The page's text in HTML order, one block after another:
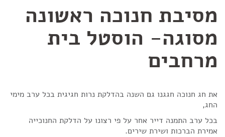
מסיבת חנוכה ראשונה
מסוגה- הוסטל בית
מרחבים
את חג חנוכה חגגנו גם השנה בהדלקת נרות חגיגית בכל ערב מימי
החג,
בכל ערב התמנה דייר אחר על פי רצונו על הדלקת החנוכייה
אמירת הברכות ושירת שירים.